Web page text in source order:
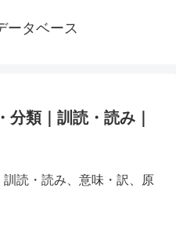
ータベース
類｜訓読・読み｜
読・読み、意味・訳、原